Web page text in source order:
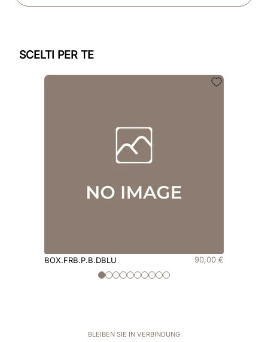
SCELTI PER TE
BOX.FRB.P.B.DBLU 90,00 €
BLEIBEN SIE IN VERBINDUNG